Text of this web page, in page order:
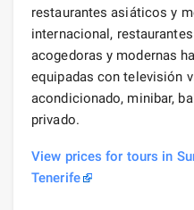
restaurantes asiáticos y
internacional,
acogedoras y modernas
equipadas con televisión
acondicionado, minibar,
privado.
View prices for tours in
Tenerife